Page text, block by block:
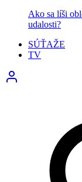
Ako sa líši
udalosti?
SÚŤAŽE
TV